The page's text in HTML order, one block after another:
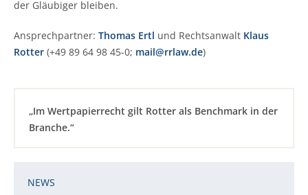
der Gläubiger bleiben.
Ansprechpartner: Thomas Ertl und Rechtsanwalt Klaus
Rotter (+49 89 64 98 45-0; mail@rrlaw.de)
„Im Wertpapierrecht gilt Rotter als Benchmark in der
Branche.“
NEWS